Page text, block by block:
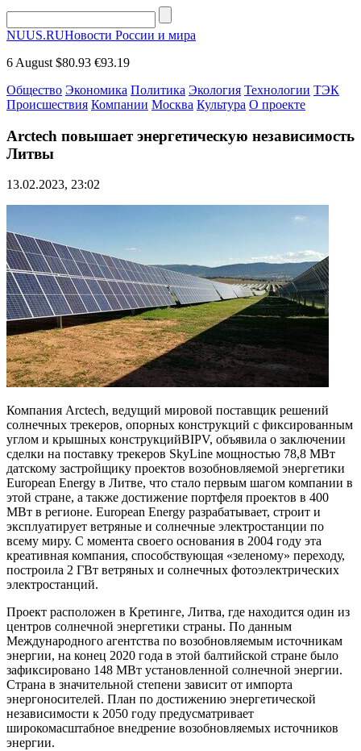
NUUS.RUНовости России и мира
6 August $80.93 €93.19
Общество Экономика Политика Экология Технологии ТЭК
Происшествия Компании Москва Культура О проекте
Arctech повышает энергетическую независимость
Литвы
13.02.2023, 23:02
Компания Arctech, ведущий мировой поставщик решений
солнечных трекеров, опорных конструкций с фиксированным
углом и крышных конструкцийBIPV, объявила о заключении
сделки на поставку трекеров SkyLine мощностью 78,8 МВт
датскому застройщику проектов возобновляемой энергетики
European Energy в Литве, что стало первым шагом компании в
этой стране, а также достижение портфеля проектов в 400
МВт в регионе. European Energy разрабатывает, строит и
эксплуатирует ветряные и солнечные электростанции по
всему миру. С момента своего основания в 2004 году эта
креативная компания, способствующая «зеленому» переходу,
построила 2 ГВт ветряных и солнечных фотоэлектрических
электростанций.
Проект расположен в Кретинге, Литва, где находится один из
центров солнечной энергетики страны. По данным
Международного агентства по возобновляемым источникам
энергии, на конец 2020 года в этой балтийской стране было
зафиксировано 148 МВт установленной солнечной энергии.
Страна в значительной степени зависит от импорта
энергоносителей. План по достижению энергетической
независимости к 2050 году предусматривает
широкомасштабное внедрение возобновляемых источников
энергии.